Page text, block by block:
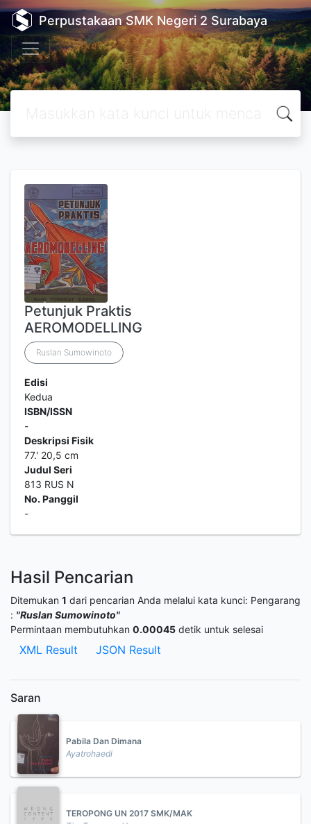
Perpustakaan SMK Negeri 2 Surabaya
Petunjuk Praktis
AEROMODELLING
Ruslan Sumowinoto
Edisi
Kedua
ISBN/ISSN
-
Deskripsi Fisik
77.' 20,5 cm
Judul Seri
813 RUS N
No. Panggil
-
Hasil Pencarian
Ditemukan 1 dari pencarian Anda melalui kata kunci: Pengarang
: "Ruslan Sumowinoto"
Permintaan membutuhkan 0.00045 detik untuk selesai
XML Result JSON Result
Saran
Pabila Dan Dimana
Ayatrohaedi
TEROPONG UN 2017 SMK/MAK